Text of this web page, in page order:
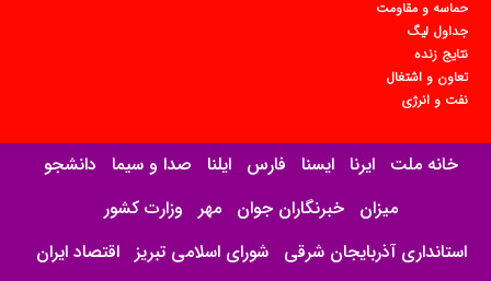
حماسه و مقاومت
جداول لیگ
نتایج زنده
تعاون و اشتغال
نفت و انرژی
خانه ملت ایرنا ایسنا فارس ایلنا صدا و سیما دانشجو
میزان خبرنگاران جوان مهر وزارت کشور
استانداری آذربایجان شرقی
شورای اسلامی تبریز اقتصاد ایران